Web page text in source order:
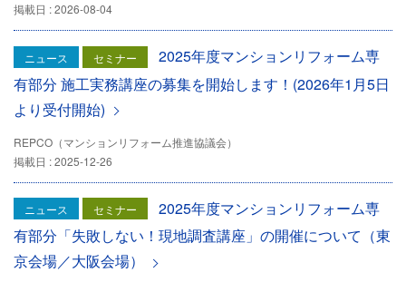
掲載日 : 2026-08-04
ニュース セミナー
2025年度マンションリフォーム専
有部分 施工実務講座の募集を開始します！(2026年1月5日
より受付開始)
REPCO（マンションリフォーム推進協議会）
掲載日 : 2025-12-26
ニュース セミナー
2025年度マンションリフォーム専
有部分「失敗しない！現地調査講座」の開催について（東
京会場／大阪会場）